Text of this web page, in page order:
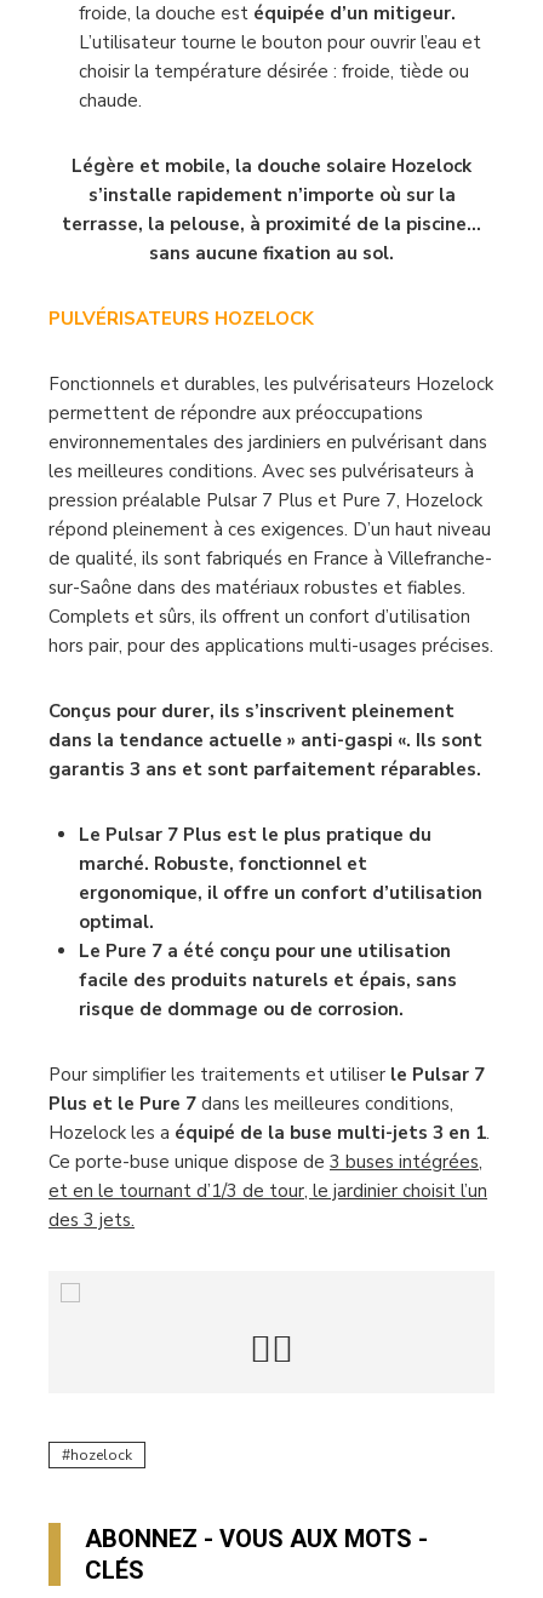
froide, la douche est équipée d’un mitigeur.
L’utilisateur tourne le bouton pour ouvrir l’eau et
choisir la température désirée : froide, tiède ou
chaude.
Légère et mobile, la douche solaire Hozelock
s’installe rapidement n’importe où sur la
terrasse, la pelouse, à proximité de la piscine…
sans aucune fixation au sol.
PULVÉRISATEURS HOZELOC​​​​​​​K
Fonctionnels et durables, les pulvérisateurs Hozelock
permettent de répondre aux préoccupations
environnementales des jardiniers en pulvérisant dans
les meilleures conditions. Avec ses pulvérisateurs à
pression préalable Pulsar 7 Plus et Pure 7, Hozelock
répond pleinement à ces exigences. D’un haut niveau
de qualité, ils sont fabriqués en France à Villefranche-
sur-Saône dans des matériaux robustes et fiables.
Complets et sûrs, ils offrent un confort d’utilisation
hors pair, pour des applications multi-usages précises.
Conçus pour durer, ils s’inscrivent pleinement
dans la tendance actuelle » anti-gaspi «. Ils sont
garantis 3 ans et sont parfaitement réparables.
Le Pulsar 7 Plus est le plus pratique du
marché. Robuste, fonctionnel et
ergonomique, il offre un confort d’utilisation
optimal.
Le Pure 7 a été conçu pour une utilisation
facile des produits naturels et épais, sans
risque de dommage ou de corrosion.
Pour simplifier les traitements et utiliser le Pulsar 7
Plus et le Pure 7 dans les meilleures conditions,
Hozelock les a équipé de la buse multi-jets 3 en 1.
Ce porte-buse unique dispose de 3 buses intégrées,
et en le tournant d’1/3 de tour, le jardinier choisit l’un
des 3 jets.
hozelock
ABONNEZ - VOUS AUX MOTS -
CLÉS